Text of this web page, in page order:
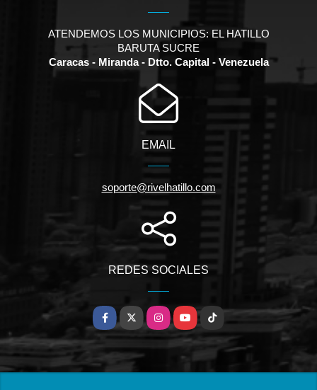
ATENDEMOS LOS MUNICIPIOS: EL HATILLO
BARUTA SUCRE
Caracas - Miranda - Dtto. Capital - Venezuela
EMAIL
soporte@rivelhatillo.com
REDES SOCIALES
Facebook
X InstagramYouTubeTikTok